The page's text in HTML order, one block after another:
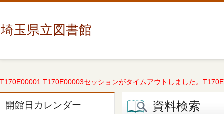
埼玉県立図書館
T170E00001 T170E00003セッションがタイムアウトしました。
開館日カレンダー 資料検索